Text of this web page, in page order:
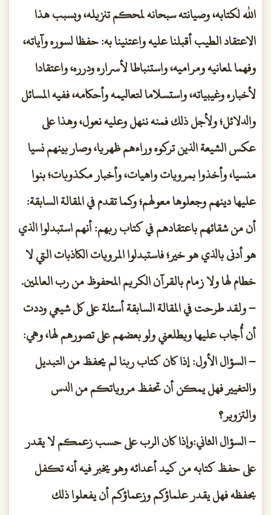
الله لكتابه، وصيانته سبحانه لمحكم تنزيله، وبسبب هذا
الاعتقاد الطيب أقبلنا عليه واعتنينا به: حفظا لسوره وآياته،
وفهما لمعانيه ومراميه، واستنباطا لأسراره ودرره، واعتقادا
لأخباره وغيبياته، واستسلاما لتعاليمه وأحكامه، ففيه المسائل
والدلائل؛ ولأجل ذلك فمنه ننهل وعليه نعول، وهذا على
عكس الشيعة الذين تركوه وراءهم ظهريا، وصار بينهم نسيا
منسيا، وأخذوا بمرويات واهيات، وأخبار مكذوبات؛ بنوا
عليها دينهم وجعلوها معولهم؛ وكما تقدم في المقالة السابقة:
أن من شقائهم باعتقادهم في كتاب ربهم: أنهم استبدلوا الذي
هو أدنى بالذي هو خير؛ فاستبدلوا المرويات الكاذبات التي لا
خطام لها ولا زمام بالقرآن الكريم المحفوظ من رب العالمين.
– ولقد طرحت في المقالة السابقة أسئلة على كل شيعي وددت
أن أُجاب عليها ويطلعني ولو بعضهم على تصورهم لها، وهي:
–السؤال الأول: إذا كان كتاب ربنا لم يحفظ من التبديل
والتغيير فهل يمكن أن تحفظ مروياتكم من الدس
والتزوير؟
– السؤال الثاني:وإذا كان الرب على حسب زعمكم لا يقدر
على حفظ كتابه من كيد أعدائه وهو يخبر فيه أنه تكفل
بحفظه فهل يقدر علماؤكم وزعماؤكم أن يفعلوا ذلك